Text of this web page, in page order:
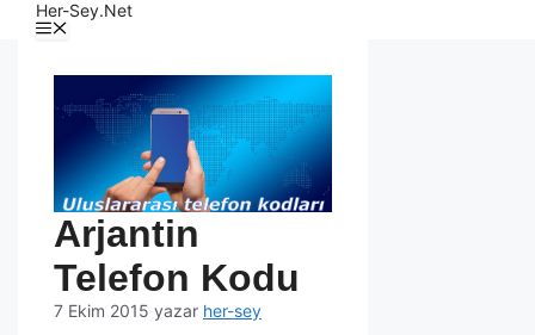
Her-Sey.Net
Arjantin
Telefon Kodu
7 Ekim 2015 yazar her-sey